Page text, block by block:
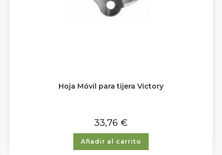
Hoja Móvil para tijera Victory
33,76 €
Añadir al carrito